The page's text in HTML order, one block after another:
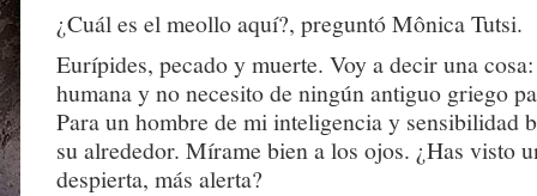
¿Cuál es el meollo aquí?, preguntó Mônica Tutsi.
Eurípides, pecado y muerte. Voy a decir una
humana y no necesito de ningún antiguo griego
Para un hombre de mi inteligencia y sensibilidad
su alrededor. Mírame bien a los ojos. ¿Has visto
despierta, más alerta?